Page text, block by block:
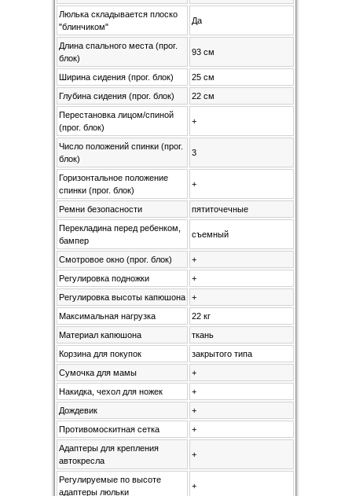
Люлька складывается плоско
"блинчиком"
Да
Длина спального места (прог.
блок)
93 см
Ширина сидения (прог. блок)
25 см
Глубина сидения (прог. блок)
22 см
Перестановка лицом/спиной
(прог. блок)
+
Число положений спинки (прог.
блок)
3
Горизонтальное положение
спинки (прог. блок)
+
Ремни безопасности
пятиточечные
Перекладина перед ребенком,
бампер
съемный
Смотровое окно (прог. блок)
+
Регулировка подножки
+
Регулировка высоты капюшона
+
Максимальная нагрузка
22 кг
Материал капюшона
ткань
Корзина для покупок
закрытого типа
Сумочка для мамы
+
Накидка, чехол для ножек
+
Дождевик
+
Противомоскитная сетка
+
Адаптеры для крепления
автокресла
+
Регулируемые по высоте
адаптеры люльки
+